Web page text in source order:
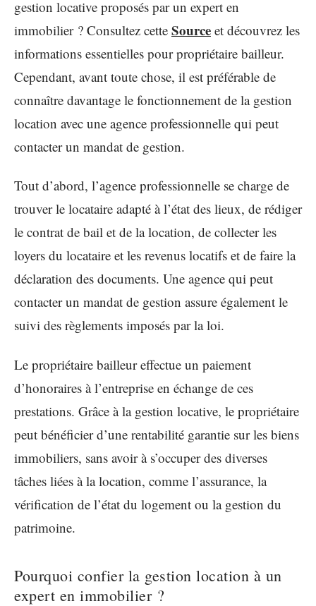
gestion locative proposés par un expert en
immobilier ? Consultez cette Source et découvrez les
informations essentielles pour propriétaire bailleur.
Cependant, avant toute chose, il est préférable de
connaître davantage le fonctionnement de la gestion
location avec une agence professionnelle qui peut
contacter un mandat de gestion.
Tout d’abord, l’agence professionnelle se charge de
trouver le locataire adapté à l’état des lieux, de rédiger
le contrat de bail et de la location, de collecter les
loyers du locataire et les revenus locatifs et de faire la
déclaration des documents. Une agence qui peut
contacter un mandat de gestion assure également le
suivi des règlements imposés par la loi.
Le propriétaire bailleur effectue un paiement
d’honoraires à l’entreprise en échange de ces
prestations. Grâce à la gestion locative, le propriétaire
peut bénéficier d’une rentabilité garantie sur les biens
immobiliers, sans avoir à s’occuper des diverses
tâches liées à la location, comme l’assurance, la
vérification de l’état du logement ou la gestion du
patrimoine.
Pourquoi confier la gestion location à un
expert en immobilier ?